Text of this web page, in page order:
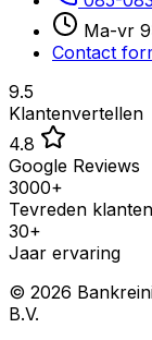
Ma-vr
Contact
9.5
Klantenvertellen
4.8
Google Reviews
3000+
Tevreden klanten
30+
Jaar ervaring
© 2026
B.V.